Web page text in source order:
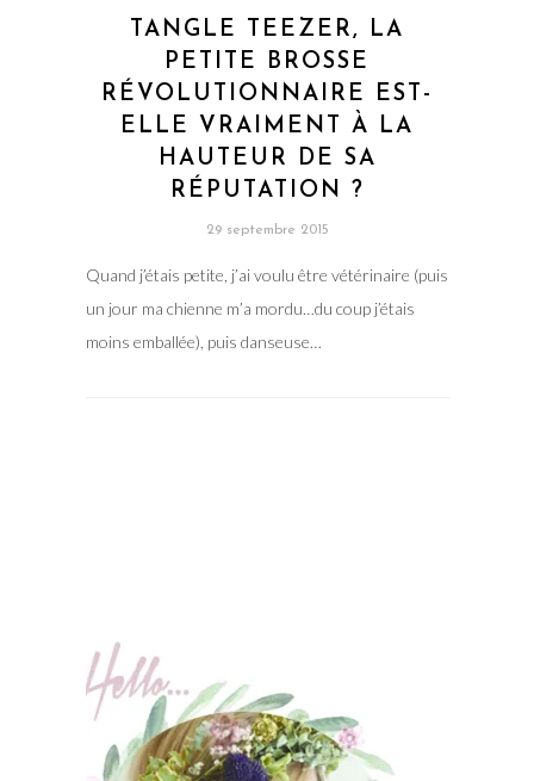
TANGLE TEEZER, LA
PETITE BROSSE
RÉVOLUTIONNAIRE EST-
ELLE VRAIMENT À LA
HAUTEUR DE SA
RÉPUTATION ?
29 septembre 2015
Quand j’étais petite, j’ai voulu être vétérinaire (puis
un jour ma chienne m’a mordu…du coup j’étais
moins emballée), puis danseuse…